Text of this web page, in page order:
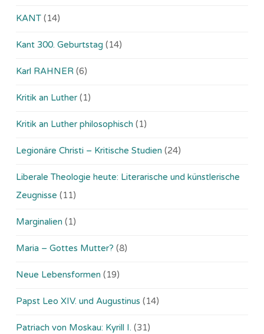
KANT (14)
Kant 300. Geburtstag (14)
Karl RAHNER (6)
Kritik an Luther (1)
Kritik an Luther philosophisch (1)
Legionäre Christi – Kritische Studien (24)
Liberale Theologie heute: Literarische und künstlerische
Zeugnisse (11)
Marginalien (1)
Maria – Gottes Mutter? (8)
Neue Lebensformen (19)
Papst Leo XIV. und Augustinus (14)
Patriach von Moskau: Kyrill I. (31)